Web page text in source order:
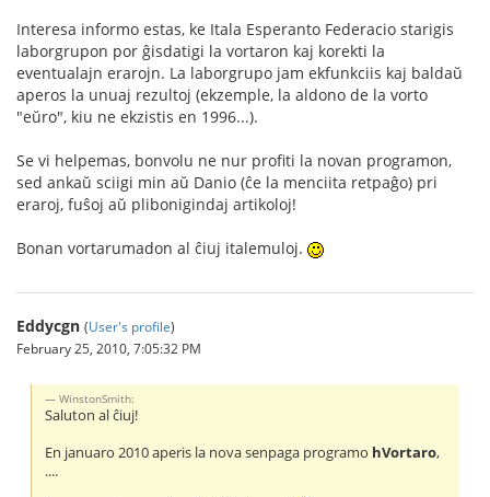
Interesa informo estas, ke Itala Esperanto Federacio starigis
laborgrupon por ĝisdatigi la vortaron kaj korekti la
eventualajn erarojn. La laborgrupo jam ekfunkciis kaj baldaŭ
aperos la unuaj rezultoj (ekzemple, la aldono de la vorto
"eŭro", kiu ne ekzistis en 1996...).
Se vi helpemas, bonvolu ne nur profiti la novan programon,
sed ankaŭ sciigi min aŭ Danio (ĉe la menciita retpaĝo) pri
eraroj, fuŝoj aŭ plibonigindaj artikoloj!
Bonan vortarumadon al ĉiuj italemuloj.
Eddycgn (User's profile)
February 25, 2010, 7:05:32 PM
WinstonSmith:
Saluton al ĉiuj!
En januaro 2010 aperis la nova senpaga programo hVortaro,
....